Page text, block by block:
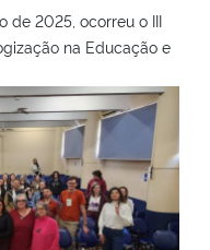
de 2025, ocorreu o III
na Educação e